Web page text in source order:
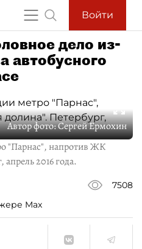
Войти
дело из-
автобусного
Автор фото:Сергей Ермохин
"Парнас", напротив ЖК
2016 года.
7508
Max